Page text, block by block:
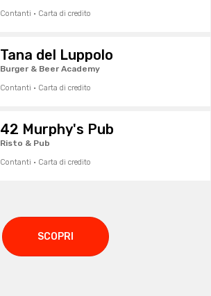
Contanti · Carta di credito
Tana del Luppolo
Burger & Beer Academy
Contanti · Carta di credito
42 Murphy's Pub
Risto & Pub
Contanti · Carta di credito
SCOPRI